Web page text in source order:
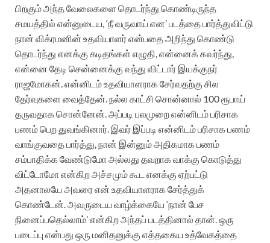
பிறகும் அந்த வேலைகளை தொடர்ந்து கொண்டிருந்த
சமயத்தில் என்னுடைய, ‘நீ வருவாய் என’ படத்தை பார்த்துவிட்டு
நான் விக்ரமனின் உதவியாளர் என்பதை அறிந்து கொண்டு
தொடர்ந்து எனக்கு கடிதங்கள் எழுதி, என்னைக் கவர்ந்து,
என்னை தேடி சென்னைக்கு வந்து விட்டார் இயக்குநர்
ராஜமோகன். என்னிடம் உதவியாளராக சேர்வதற்கு சில
தேர்வுகளை வைத்தேன். நல்ல காட்சி சொன்னால் 100 ரூபாய்
தருவதாக சொன்னேன். அப்படி பலமுறை என்னிடம் பரிசாக
பணம் பெற துவங்கினார். இவர் இப்படி என்னிடம் பரிசாக பணம்
வாங்குவதை பார்த்து, நான் இன்னும் அதிகமாக பணம்
சம்பாதிக்க வேண்டுமோ அல்லது தவறாக வாக்கு கொடுத்து
விட்டோமோ என்கிற அச்சமும் கூட எனக்கு ஏற்பட்டு
அதனாலயே அவரை என் உதவியாளராக சேர்த்துக்
கொண்டேன். அவருடைய வாழ்க்கையே ‘நான் பேச
நினைப்பதெல்லாம்’ என்கிற அந்தப் படத்தினால் தான். ஒரு
படைப்பு என்பது ஒரு மனிதனுக்கு எத்தகைய உத்வேகத்தை